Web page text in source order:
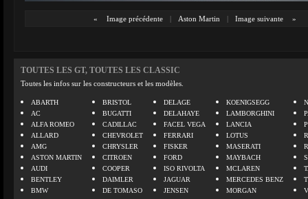
« Image précédente | Aston Martin | Image suivante »
TOUTES LES GT, TOUTES LES CLASSIC
Toutes les infos sur les constructeurs et les modèles.
ABARTH
AC
ALFA ROMEO
ALLARD
AMG
ASTON MARTIN
AUDI
BENTLEY
BMW
BRISTOL
BUGATTI
CADILLAC
CHEVROLET
CHRYSLER
CITROEN
COOPER
DAIMLER
DE TOMASO
DELAGE
DELAHAYE
FACEL VEGA
FERRARI
FISKER
FORD
ISO RIVOLTA
JAGUAR
JENSEN
KOENIGSEGG
LAMBORGHINI
LANCIA
LOTUS
MASERATI
MAYBACH
MCLAREN
MERCEDES BENZ
MORGAN